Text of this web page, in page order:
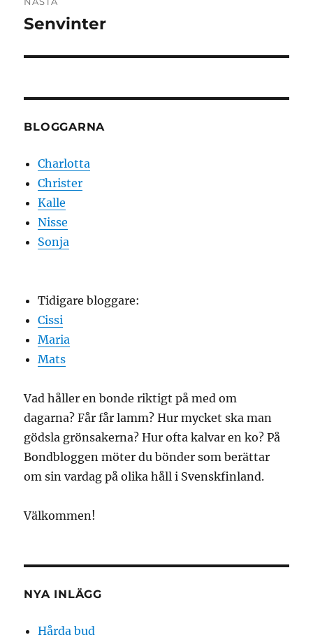
Nästa
Senvinter
BLOGGARNA
Charlotta
Christer
Kalle
Nisse
Sonja
Tidigare bloggare:
Cissi
Maria
Mats
Vad håller en bonde riktigt på med om
dagarna? Får får lamm? Hur mycket ska man
gödsla grönsakerna? Hur ofta kalvar en ko? På
Bondbloggen möter du bönder som berättar
om sin vardag på olika håll i Svenskfinland.
Välkommen!
NYA INLÄGG
Hårda bud